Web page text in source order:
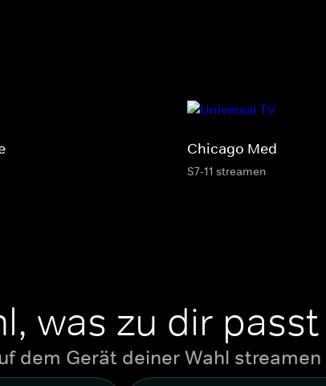
Chicago Med
S7-11 streamen
was zu dir passt
dem Gerät deiner Wahl streamen